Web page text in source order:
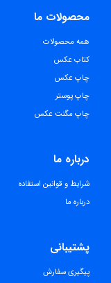
محصولات ما
همه محصولات
کتاب عکس
چاپ عکس
چاپ پوستر
چاپ مگنت عکس
درباره ما
شرایط و قوانین استفاده
درباره ما
پشتیبانی
پیگیری سفارش